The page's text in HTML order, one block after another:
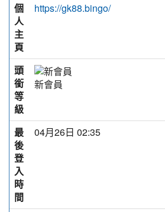
個
人
主
頁
https://gk88.bingo/
頭
銜
等
級
新會員
最
後
登
入
時
間
04月26日 02:35